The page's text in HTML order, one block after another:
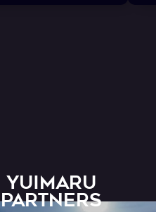
YUIMARU
Partners